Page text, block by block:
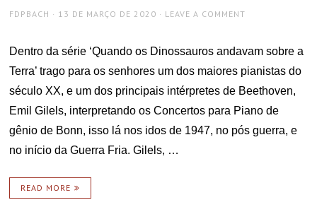
AUTHOR
FDPBACH
POSTED
13 DE MARÇO DE 2020 LEAVE A COMMENT
Dentro da série ‘Quando os Dinossauros andavam sobre a
Terra’ trago para os senhores um dos maiores pianistas do
século XX, e um dos principais intérpretes de Beethoven,
Emil Gilels, interpretando os Concertos para Piano de
gênio de Bonn, isso lá nos idos de 1947, no pós guerra, e
no início da Guerra Fria. Gilels, …
READ MORE